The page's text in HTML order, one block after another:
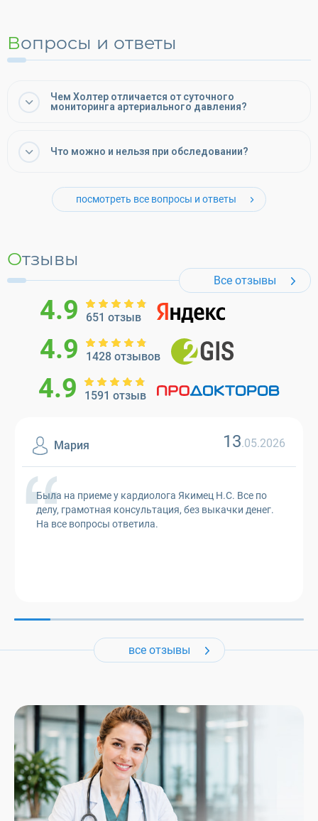
Вопросы и ответы
Чем Холтер отличается от суточного
мониторинга артериального давления?
Что можно и нельзя при обследовании?
посмотреть все вопросы и ответы
Отзывы
Все отзывы
4.9 651 отзыв
4.9 1428 отзывов
4.9 1591 отзыв
Мария 13.05.2026
Была на приеме у кардиолога Якимец Н.С. Все по
делу, грамотная консультация, без выкачки денег.
На все вопросы ответила.
все отзывы